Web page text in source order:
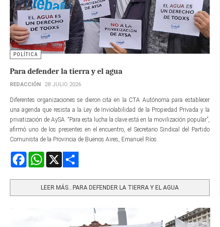
POLÍTICA
Para defender la tierra y el agua
REDACCIÓN 28 JULIO 2026
Diferentes organizaciones se dieron cita en la CTA Autónoma para establecer
una agenda que resista a la Ley de Inviolabilidad de la Propiedad Privada y la
privatización de AySA. “Para esta lucha la clave está en la movilización popular”,
afirmó uno de los presentes en el encuentro, el Secretario Sindical del Partido
Comunista de la Provincia de Buenos Aires, Emanuel Ríos.
FacebookWhatsApp
LEER MÁS…PARA DEFENDER LA TIERRA Y EL AGUA